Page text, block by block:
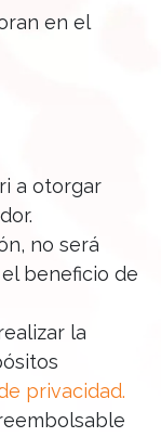
en el
a otorgar
no será
beneficio de
la
privacidad.